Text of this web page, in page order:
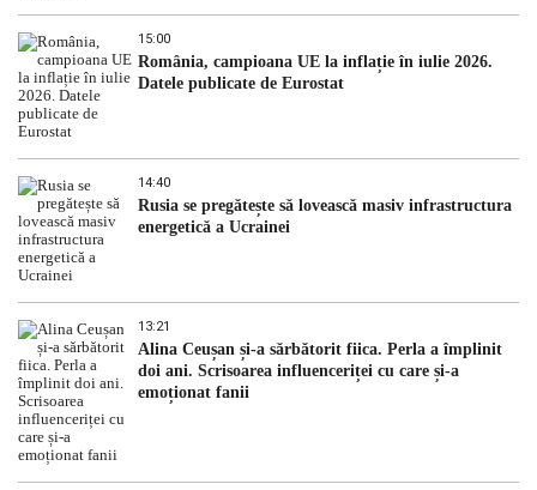
15:00
România, campioana UE la inflație în iulie 2026.
Datele publicate de Eurostat
14:40
Rusia se pregătește să lovească masiv infrastructura
energetică a Ucrainei
13:21
Alina Ceușan și-a sărbătorit fiica. Perla a împlinit
doi ani. Scrisoarea influenceriței cu care și-a
emoționat fanii